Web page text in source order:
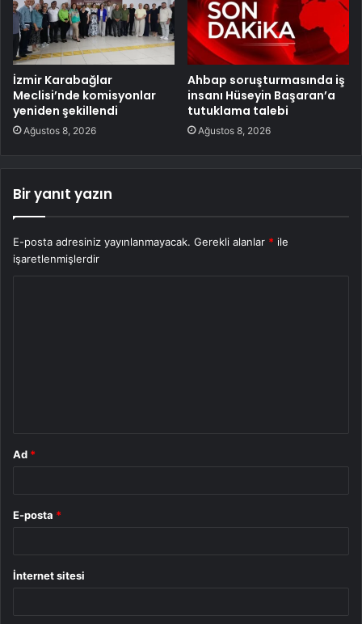
İzmir Karabağlar
Meclisi’nde komisyonlar
yeniden şekillendi
Ağustos 8, 2026
Ahbap soruşturmasında iş
insanı Hüseyin Başaran’a
tutuklama talebi
Ağustos 8, 2026
Bir yanıt yazın
E-posta adresiniz yayınlanmayacak. Gerekli alanlar * ile
işaretlenmişlerdir
Ad *
E-posta *
İnternet sitesi